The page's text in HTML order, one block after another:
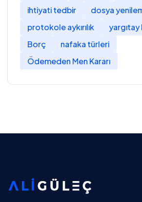
ihtiyati tedbir
dosya
protokole aykırılık
yargıtay
Borç
nafaka türleri
Ödemeden Men Kararı